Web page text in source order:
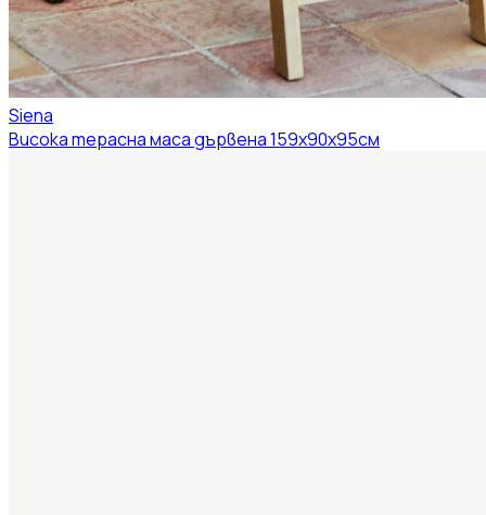
Siena
Висока терасна маса дървена 159x90x95см